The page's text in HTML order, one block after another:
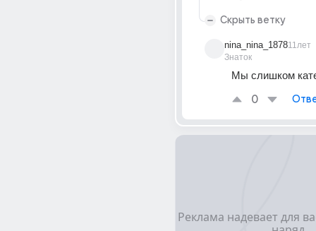
Скрыть ветку
nina_nina_1878
Знаток
11лет
Мы слишком
0